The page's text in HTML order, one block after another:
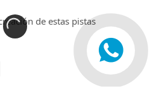
de estas pistas